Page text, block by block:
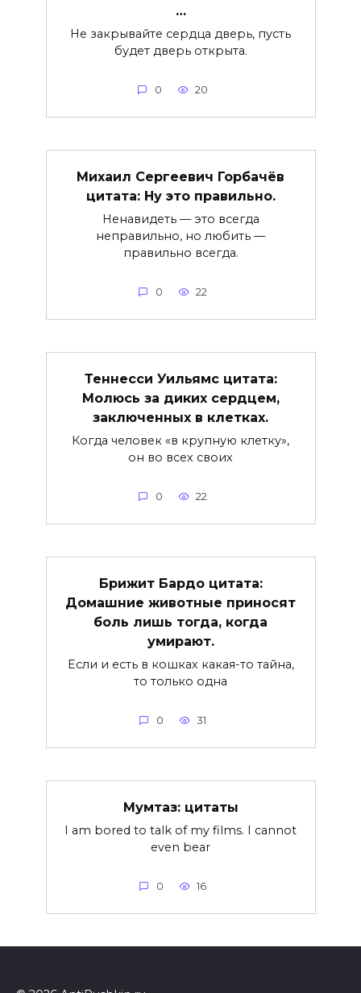
…
Не закрывайте сердца дверь, пусть
будет дверь открыта.
0 20
Михаил Сергеевич Горбачёв
цитата: Ну это правильно.
Ненавидеть — это всегда
неправильно, но любить —
правильно всегда.
0 22
Теннесси Уильямс цитата:
Молюсь за диких сердцем,
заключенных в клетках.
Когда человек «в крупную клетку»,
он во всех своих
0 22
Брижит Бардо цитата:
Домашние животные приносят
боль лишь тогда, когда
умирают.
Если и есть в кошках какая-то тайна,
то только одна
0 31
Мумтаз: цитаты
I am bored to talk of my films. I cannot
even bear
0 16